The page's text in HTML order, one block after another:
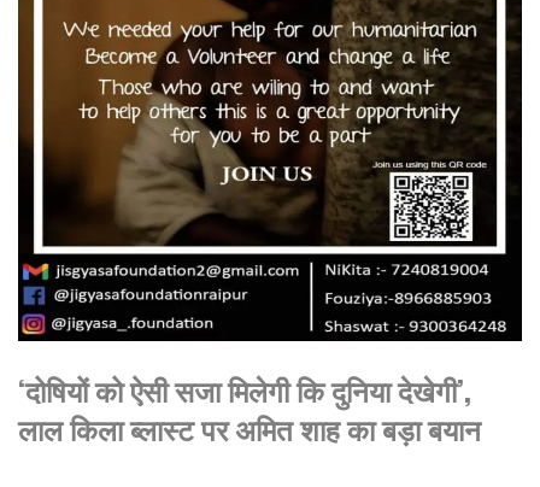
‘दोषियों को ऐसी सजा मिलेगी कि दुनिया देखेगी’,
लाल किला ब्लास्ट पर अमित शाह का बड़ा बयान